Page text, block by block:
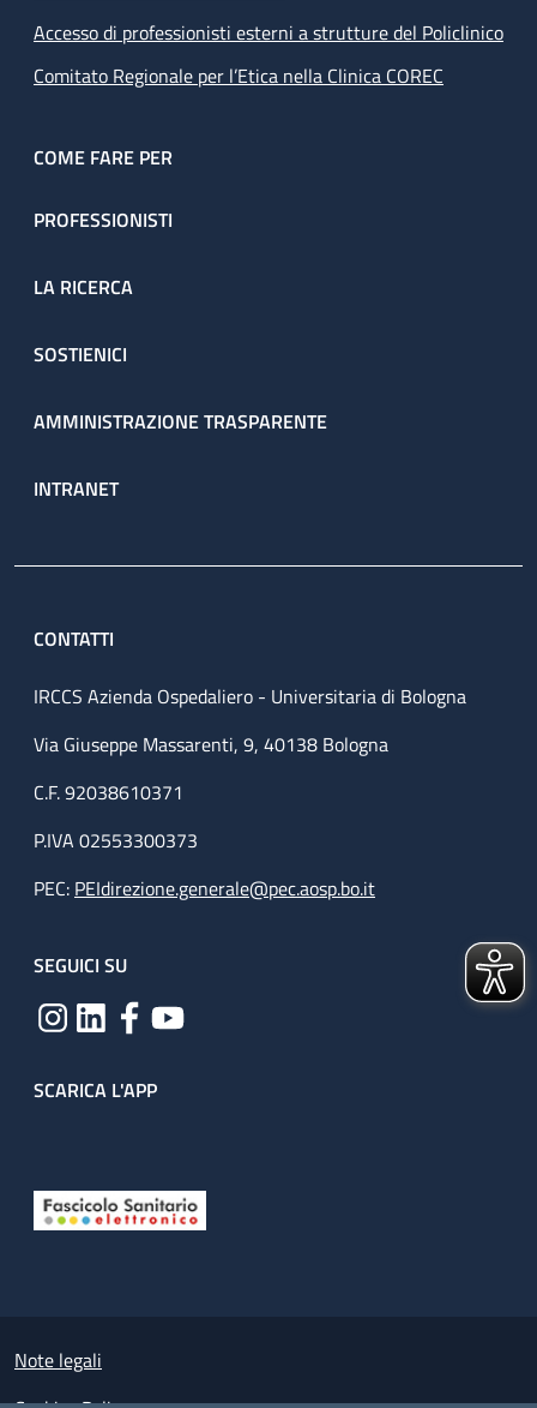
Accesso di professionisti esterni a strutture del Policlinico
Comitato Regionale per l’Etica nella Clinica COREC
COME FARE PER
PROFESSIONISTI
LA RICERCA
SOSTIENICI
AMMINISTRAZIONE TRASPARENTE
INTRANET
CONTATTI
IRCCS Azienda Ospedaliero - Universitaria di Bologna
Via Giuseppe Massarenti, 9, 40138 Bologna
C.F. 92038610371
P.IVA 02553300373
PEC: PEIdirezione.generale@pec.aosp.bo.it
SEGUICI SU
SCARICA L'APP
Small prints
Note legali